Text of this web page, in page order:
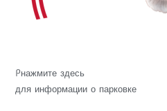
Pнажмите здесь
для информации о парковке